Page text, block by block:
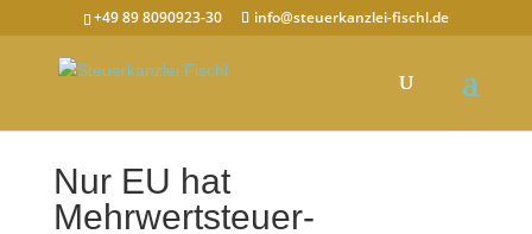
+49 89 8090923-30 info@steuerkanzlei-fischl.de
Nur EU hat
Mehrwertsteuer-